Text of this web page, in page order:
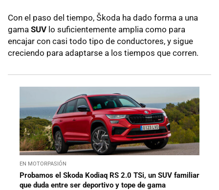
Con el paso del tiempo, Škoda ha dado forma a una
gama SUV lo suficientemente amplia como para
encajar con casi todo tipo de conductores, y sigue
creciendo para adaptarse a los tiempos que corren.
EN MOTORPASIÓN
Probamos el Skoda Kodiaq RS 2.0 TSi, un SUV familiar
que duda entre ser deportivo y tope de gama